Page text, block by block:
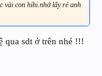
vài con hihi.nhớ lấy rẻ anh
qua sdt ở trên nhé !!!